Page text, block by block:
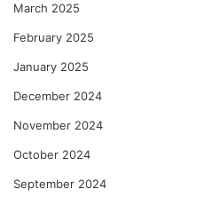
March 2025
February 2025
January 2025
December 2024
November 2024
October 2024
September 2024